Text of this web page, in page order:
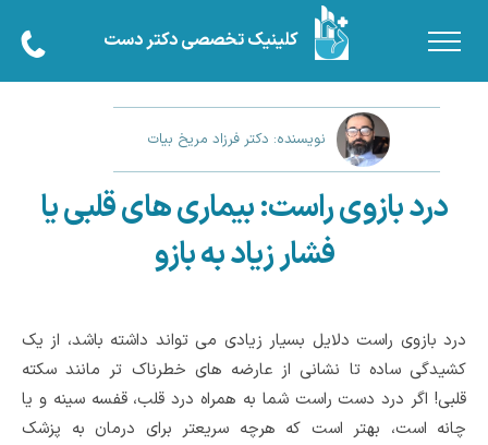
کلینیک تخصصی دکتر دست
نویسنده: دکتر فرزاد مریخ بیات
درد بازوی راست: بیماری های قلبی یا
فشار زیاد به بازو
درد بازوی راست دلایل بسیار زیادی می تواند داشته باشد، از یک
کشیدگی ساده تا نشانی از عارضه های خطرناک تر مانند سکته
قلبی! اگر درد دست راست شما به همراه درد قلب، قفسه سینه و یا
چانه است، بهتر است که هرچه سریعتر برای درمان به پزشک